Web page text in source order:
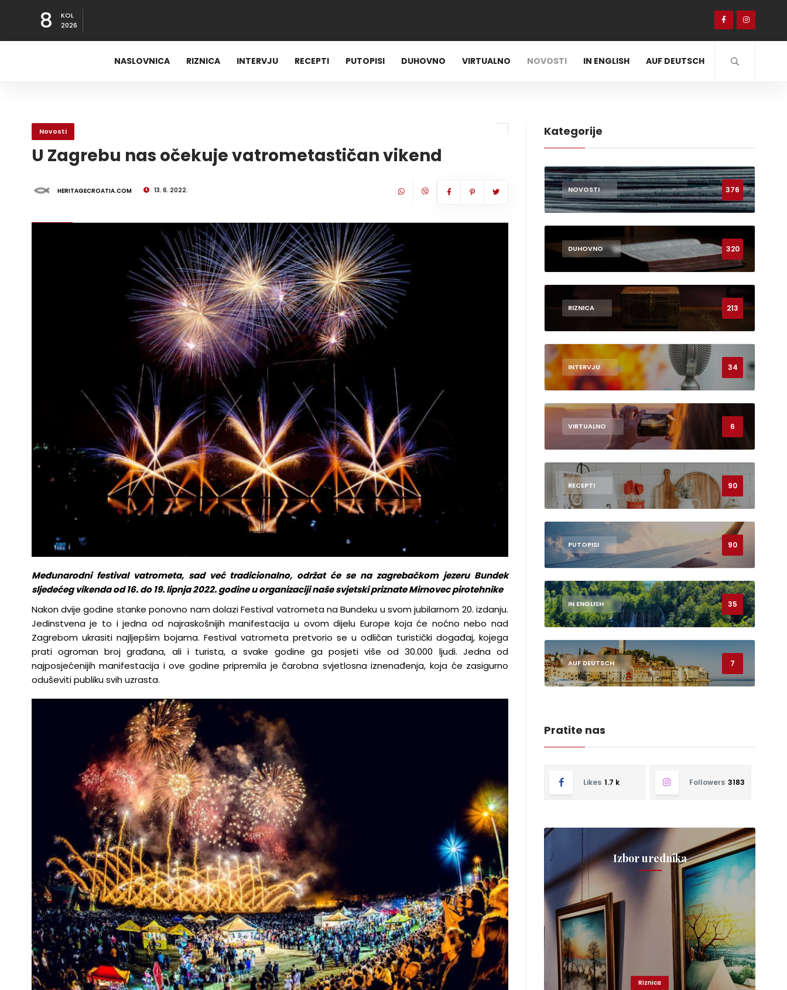
8
KOL
2026
NASLOVNICA RIZNICA INTERVJU RECEPTI PUTOPISI DUHOVNO VIRTUALNO NOVOSTI IN ENGLISH AUF DEUTSCH
Novosti
U Zagrebu nas očekuje vatrometastičan vikend
HERITAGECROATIA.COM 13. 6. 2022.
Međunarodni festival vatrometa, sad već tradicionalno, održat će se na zagrebačkom jezeru Bundek
sljedećeg vikenda od 16. do 19. lipnja 2022. godine u organizaciji naše svjetski priznate Mirnovec pirotehnike
Nakon dvije godine stanke ponovno nam dolazi Festival vatrometa na Bundeku u svom jubilarnom 20. izdanju.
Jedinstvena je to i jedna od najraskošnijih manifestacija u ovom dijelu Europe koja će noćno nebo nad
Zagrebom ukrasiti najljepšim bojama. Festival vatrometa pretvorio se u odličan turistički događaj, kojega
prati ogroman broj građana, ali i turista, a svake godine ga posjeti više od 30.000 ljudi. Jedna od
najposjećenijih manifestacija i ove godine pripremila je čarobna svjetlosna iznenađenja, koja će zasigurno
oduševiti publiku svih uzrasta.
Kategorije
NOVOSTI 376
DUHOVNO 320
RIZNICA 213
INTERVJU 34
VIRTUALNO 6
RECEPTI 90
PUTOPISI 90
IN ENGLISH 35
AUF DEUTSCH 7
Pratite nas
Likes 1.7 k Followers 3183
Izbor urednika
Riznica